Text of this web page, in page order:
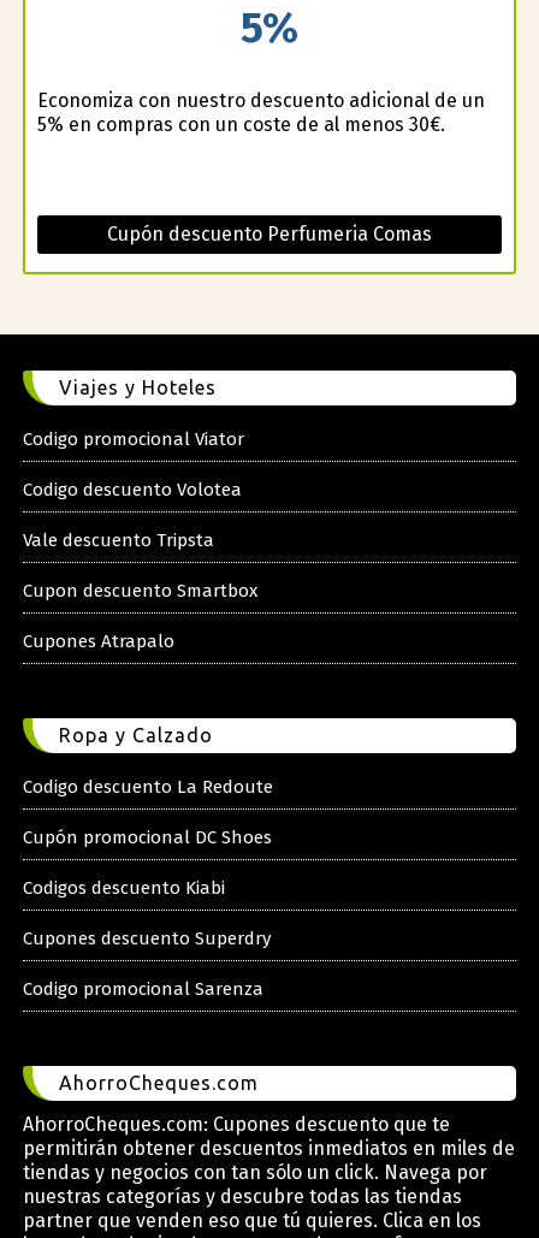
5%
Economiza con nuestro descuento adicional de un
5% en compras con un coste de al menos 30€.
Cupón descuento Perfumeria Comas
Viajes y Hoteles
Codigo promocional Viator
Codigo descuento Volotea
Vale descuento Tripsta
Cupon descuento Smartbox
Cupones Atrapalo
Ropa y Calzado
Codigo descuento La Redoute
Cupón promocional DC Shoes
Codigos descuento Kiabi
Cupones descuento Superdry
Codigo promocional Sarenza
AhorroCheques.com
AhorroCheques.com: Cupones descuento que te
permitirán obtener descuentos inmediatos en miles de
tiendas y negocios con tan sólo un click. Navega por
nuestras categorías y descubre todas las tiendas
partner que venden eso que tú quieres. Clica en los